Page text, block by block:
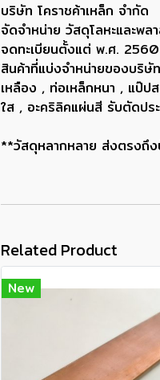
บริษัท โคราชค้าเหล็ก จำกัด
จัดจำหน่าย วัสดุโลหะและพ
จดทะเบียนตั้งแต่ พ.ศ.
สินค้าที่แบ่งจำหน่ายของบริ
เหลือง , ท่อเหล็กหนา , แป๊ป
ใส , อะคริลิคแผ่นสี รับตัดป
**วัสดุหลากหลาย ส่งตรงถึ
Related Product
New